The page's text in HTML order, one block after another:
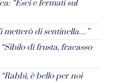
“Esci e fermati sul
metterò di sentinella…”
di frusta, fracasso
è bello per noi